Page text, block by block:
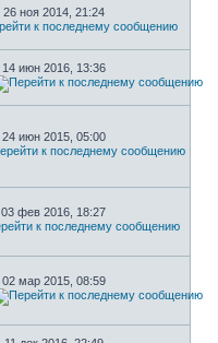
26 ноя 2014, 21:24
14 июн 2016, 13:36
24 июн 2015, 05:00
03 фев 2016, 18:27
02 мар 2015, 08:59